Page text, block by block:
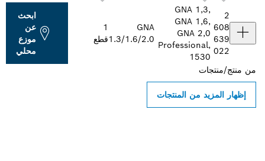
2
608
639
022
GNA 1,3,
GNA 1,6,
GNA 2,0
Professional,
1530
GNA
1.3/1.6/2.0
1
قطع
ابحث
عن
موزع
محلي
من منتج/منتجات
إظهار المزيد من المنتجات